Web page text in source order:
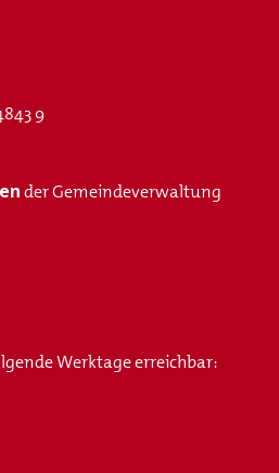
9
der Gemeindeverwaltung
Werktage erreichbar: